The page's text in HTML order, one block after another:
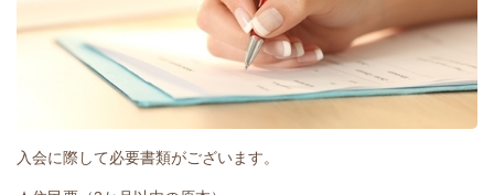
入会に際して必要書類がございます。